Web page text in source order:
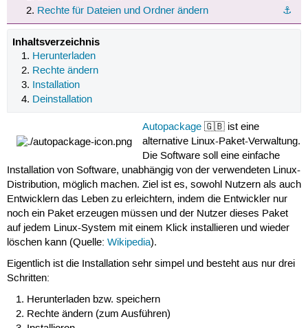
⚓︎
Rechte für Dateien und Ordner ändern
Inhaltsverzeichnis
Herunterladen
Rechte ändern
Installation
Deinstallation
Autopackage 🇬🇧 ist eine
alternative Linux-Paket-Verwaltung.
Die Software soll eine einfache
Installation von Software, unabhängig von der verwendeten Linux-
Distribution, möglich machen. Ziel ist es, sowohl Nutzern als auch
Entwicklern das Leben zu erleichtern, indem die Entwickler nur
noch ein Paket erzeugen müssen und der Nutzer dieses Paket
auf jedem Linux-System mit einem Klick installieren und wieder
löschen kann (Quelle: Wikipedia).
Eigentlich ist die Installation sehr simpel und besteht aus nur drei
Schritten:
Herunterladen bzw. speichern
Rechte ändern (zum Ausführen)